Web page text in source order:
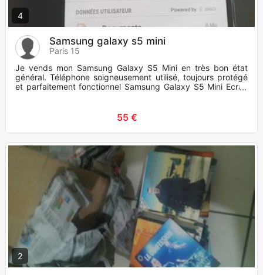
4
Samsung galaxy s5 mini
Paris 15
Je vends mon Samsung Galaxy S5 Mini en très bon état
général. Téléphone soigneusement utilisé, toujours protégé
et parfaitement fonctionnel Samsung Galaxy S5 Mini Ecran
55 €
2